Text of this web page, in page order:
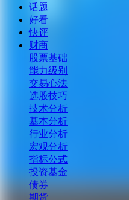
话题
好看
快评
财商
股票基础
能力级别
交易心法
选股技巧
技术分析
基本分析
行业分析
宏观分析
指标公式
投资基金
债券
期货